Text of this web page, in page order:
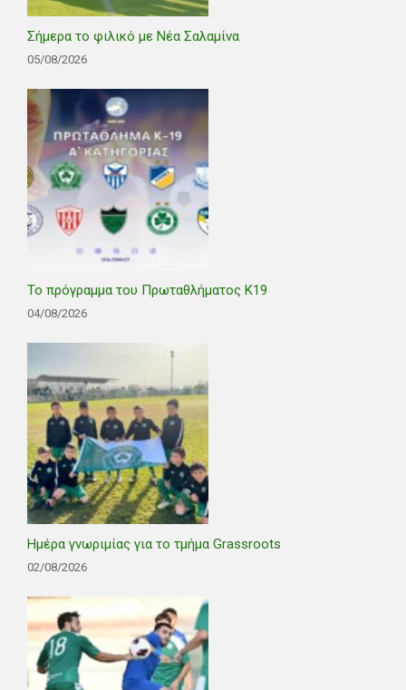
Σήμερα το φιλικό με Νέα Σαλαμίνα
05/08/2026
Το πρόγραμμα του Πρωταθλήματος Κ19
04/08/2026
Ημέρα γνωριμίας για το τμήμα Grassroots
02/08/2026